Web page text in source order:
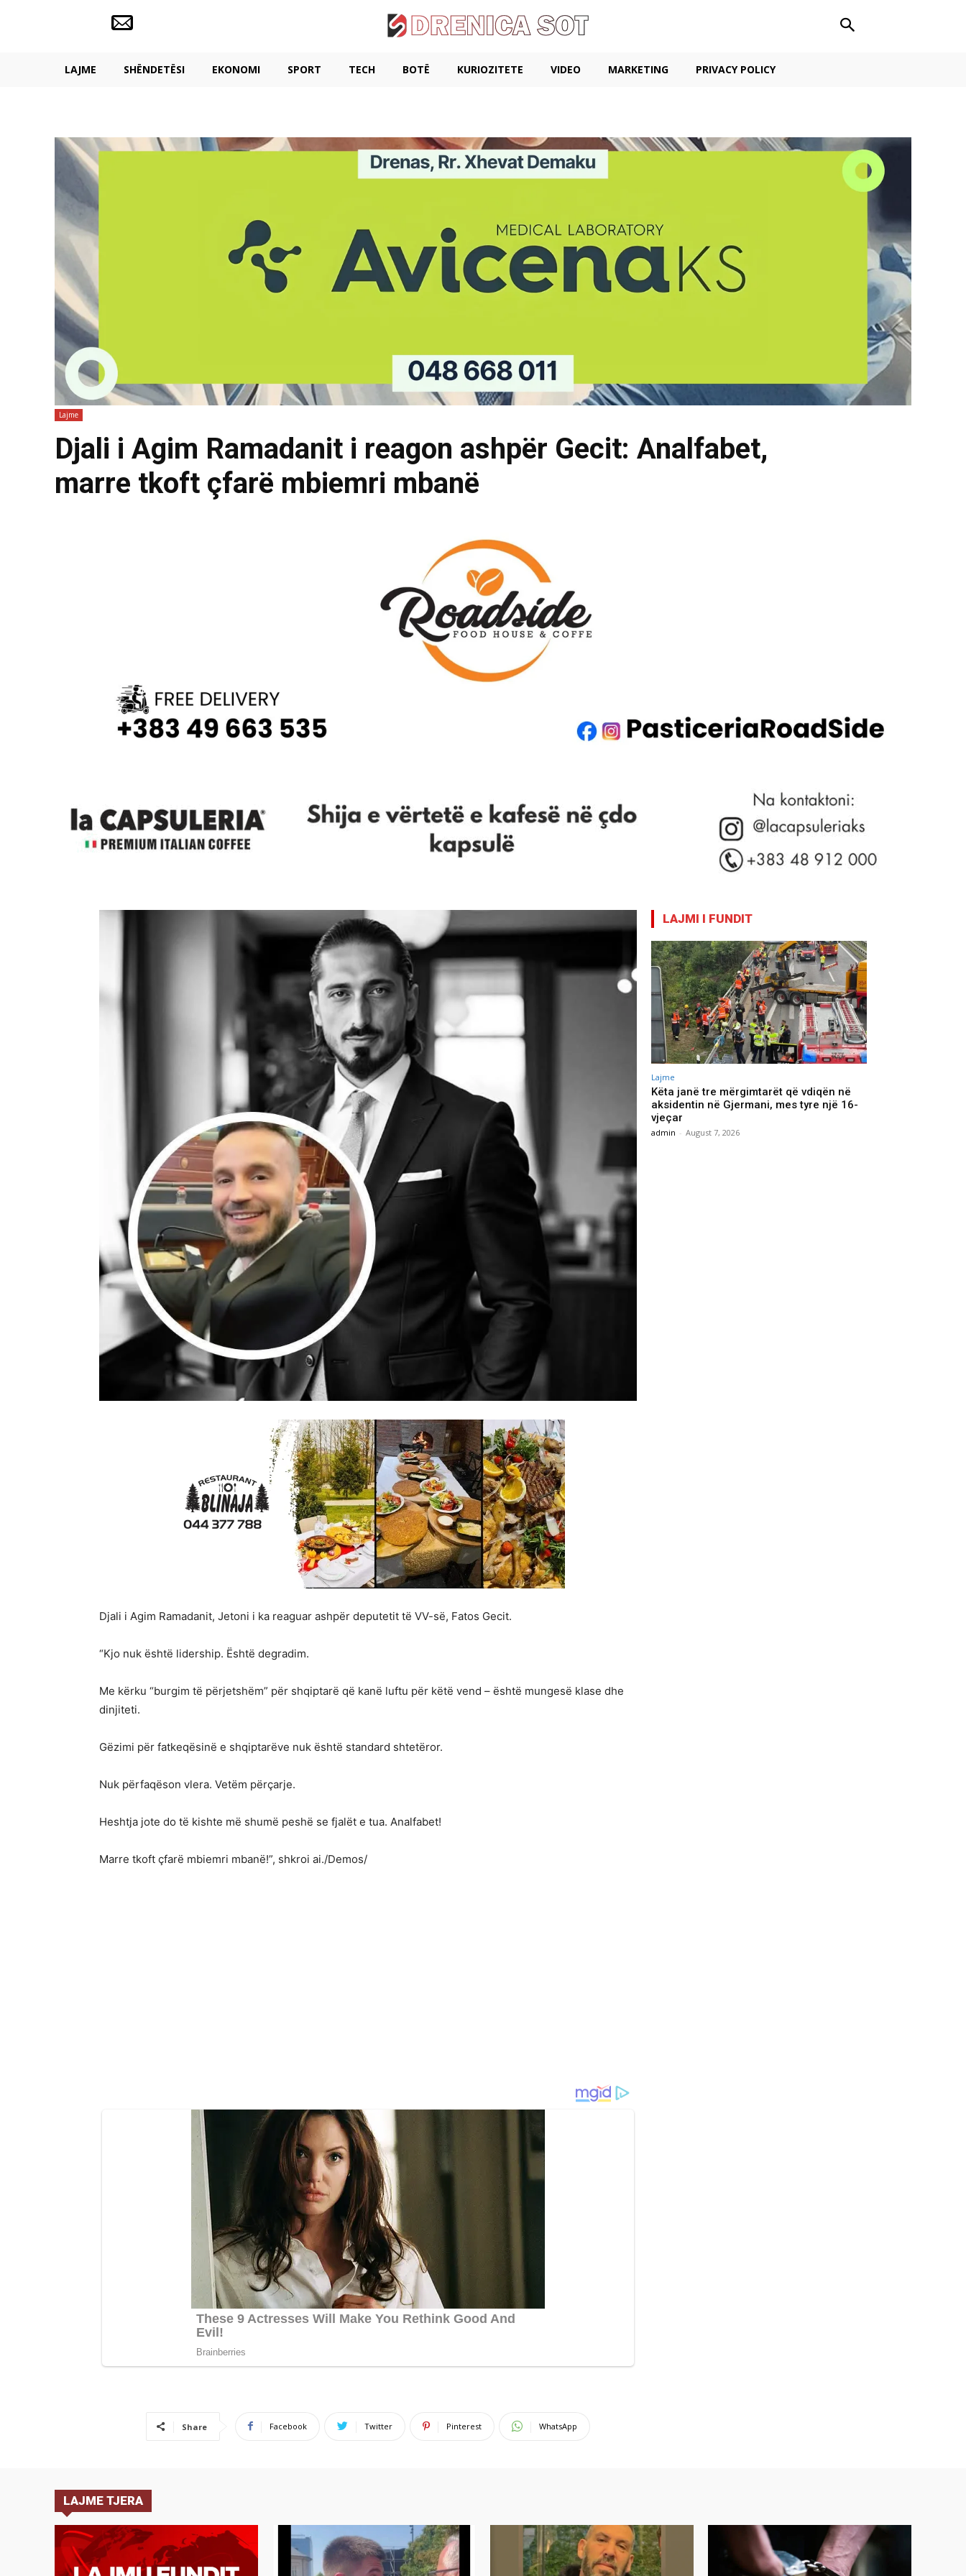
LAJME SHËNDETËSI EKONOMI SPORT TECH BOTË KURIOZITETE VIDEO MARKETING PRIVACY POLICY
Lajme
Djali i Agim Ramadanit i reagon ashpër Gecit: Analfabet,
marre tkoft çfarë mbiemri mbanë
Djali i Agim Ramadanit, Jetoni i ka reaguar ashpër deputetit të VV-së, Fatos Gecit.
“Kjo nuk është lidership. Është degradim.
Me kërku “burgim të përjetshëm” për shqiptarë që kanë luftu për këtë vend – është mungesë klase dhe
dinjiteti.
Gëzimi për fatkeqësinë e shqiptarëve nuk është standard shtetëror.
Nuk përfaqëson vlera. Vetëm përçarje.
Heshtja jote do të kishte më shumë peshë se fjalët e tua. Analfabet!
Marre tkoft çfarë mbiemri mbanë!”, shkroi ai./Demos/
Share Facebook Twitter Pinterest WhatsApp
LAJMI I FUNDIT
Lajme
Këta janë tre mërgimtarët që vdiqën në
aksidentin në Gjermani, mes tyre një 16-
vjeçar
admin - August 7, 2026
LAJME TJERA